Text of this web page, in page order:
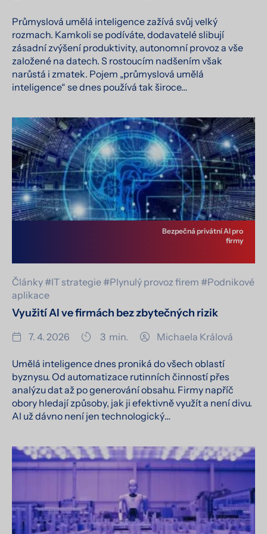
Průmyslová umělá inteligence zažívá svůj velký
rozmach. Kamkoli se podíváte, dodavatelé slibují
zásadní zvýšení produktivity, autonomní provoz a vše
založené na datech. S rostoucím nadšením však
narůstá i zmatek. Pojem „průmyslová umělá
inteligence“ se dnes používá tak široce…
Články #IT strategie #Plynulý provoz firem #Podnikové
aplikace
Využití AI ve firmách bez zbytečných rizik
7. 4. 2026 3 min. Michaela Králová
Umělá inteligence dnes proniká do všech oblastí
byznysu. Od automatizace rutinních činností přes
analýzu dat až po generování obsahu. Firmy napříč
obory hledají způsoby, jak ji efektivně využít a není divu.
AI už dávno není jen technologický…
Bezpečná privátní AI pro
firmy